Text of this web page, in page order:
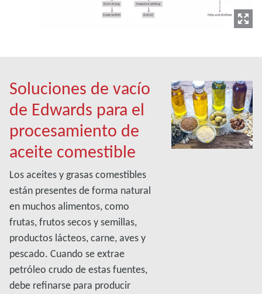
Soluciones de vacío
de Edwards para el
procesamiento de
aceite comestible
Los aceites y grasas comestibles
están presentes de forma natural
en muchos alimentos, como
frutas, frutos secos y semillas,
productos lácteos, carne, aves y
pescado. Cuando se extrae
petróleo crudo de estas fuentes,
debe refinarse para producir